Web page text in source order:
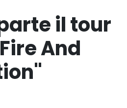
il tour
And